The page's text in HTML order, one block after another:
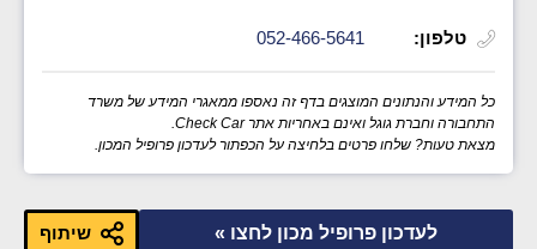
טלפון: 052-466-5641
כל המידע והנתונים המוצגים בדף זה נאספו ממאגרי המידע של משרד
התחבורה וחברת גוגל ואינם באחריות אתר Check Car.
מצאת טעות? שלחו פרטים בלחיצה על הכפתור לעדכון פרופיל המכון.
לעדכון פרופיל מכון לחצו » שיתוף